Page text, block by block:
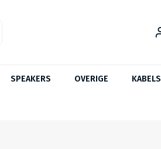
SPEAKERS OVERIGE KABELS